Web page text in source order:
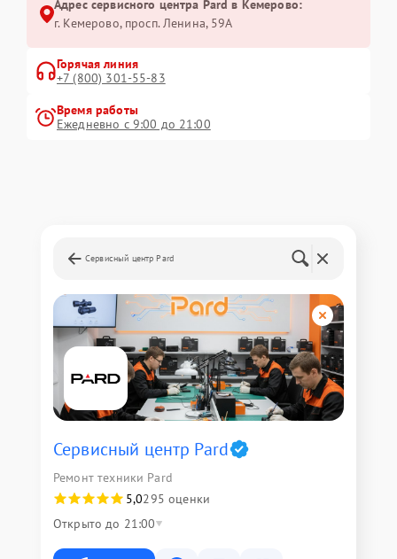
Адрес сервисного центра Pard в Кемерово:
г. Кемерово, просп. Ленина, 59А
Горячая линия
+7 (800) 301-55-83
Время работы
Ежедневно с 9:00 до 21:00
Сервисный центр Pard
Сервисный центр Pard
Ремонт техники Pard
5,0295 оценки
Открыто до 21:00